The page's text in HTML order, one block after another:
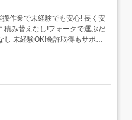
搬作業で未経験でも安心! 長く安
し 未経験OK!免許取得もサポー
! 正社員採用で安定勤務 賞与・
す フォークリフト